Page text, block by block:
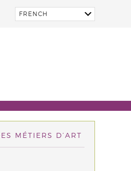
MÉTIERS D’ART